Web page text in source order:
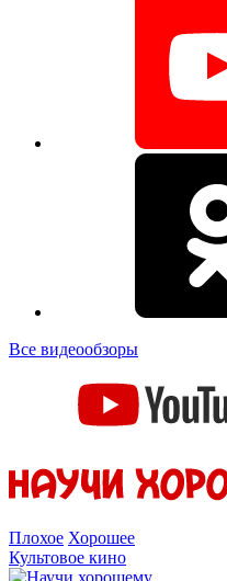
Все видеообзоры
Плохое Хорошее
Культовое кино